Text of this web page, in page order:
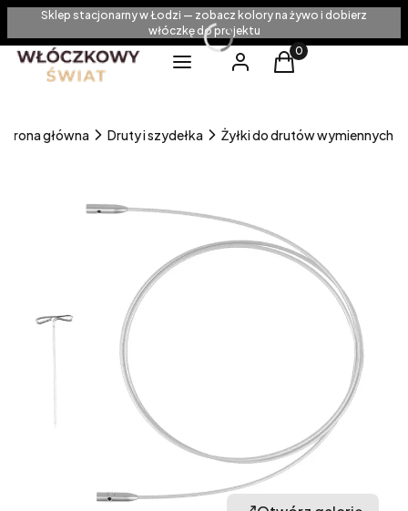
Sklep stacjonarny w Łodzi — zobacz kolory na żywo i dobierz
włóczkę do projektu
Menu
Zaloguj sięProdukty w
Koszyk
Strona główna Druty i szydełka Żyłki do drutów wymiennych